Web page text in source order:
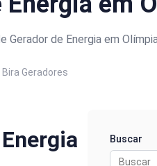
Gerador de Energia em
Bira Geradores
Buscar